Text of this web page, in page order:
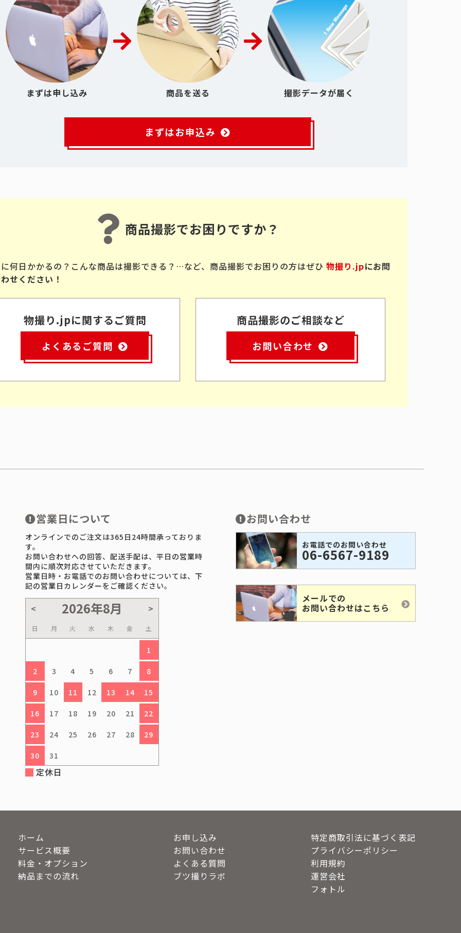
まずは申し込み 商品を送る 撮影データが届く
まずはお申込み
商品撮影でお困りですか？
何日かかるの？こんな商品は撮影できる？…など、商品撮影でお困りの方はぜひ 物撮り.jpにお問
せください！
物撮り.jpに関するご質問
よくあるご質問
商品撮影のご相談など
お問い合わせ
営業日について
オンラインでのご注文は365日24時間承っておりま
す。
お問い合わせへの回答、配送手配は、平日の営業時
間内に順次対応させていただきます。
営業日時・お電話でのお問い合わせについては、下
記の営業日カレンダーをご確認ください。
日 月 火 水 木 金 土
1
2 3 4 5 6 7 8
9 10 11 12 13 14 15
16 17 18 19 20 21 22
23 24 25 26 27 28 29
30 31
定休日
お問い合わせ
お電話でのお問い合わせ
06-6567-9189
メールでの
お問い合わせはこちら
ホーム
サービス概要
料金・オプション
納品までの流れ
お申し込み
お問い合わせ
よくある質問
ブツ撮りラボ
特定商取引法に基づく表記
プライバシーポリシー
利用規約
運営会社
フォトル